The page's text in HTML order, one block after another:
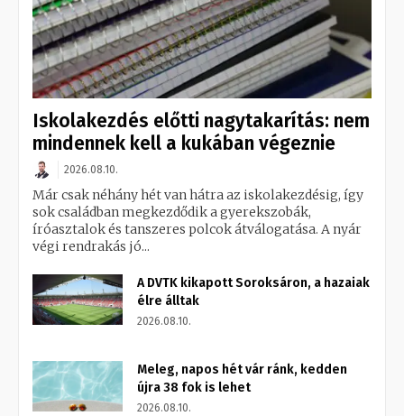
Iskolakezdés előtti nagytakarítás: nem
mindennek kell a kukában végeznie
2026.08.10.
Már csak néhány hét van hátra az iskolakezdésig, így
sok családban megkezdődik a gyerekszobák,
íróasztalok és tanszeres polcok átválogatása. A nyár
végi rendrakás jó...
A DVTK kikapott Soroksáron, a hazaiak
élre álltak
2026.08.10.
Meleg, napos hét vár ránk, kedden
újra 38 fok is lehet
2026.08.10.